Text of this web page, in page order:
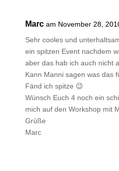
Marc am November 28,
Sehr cooles und
ein spitzen Event nachdem
aber das hab ich auch nicht
Kann Manni sagen was das
Fänd ich spitze 😉
Wünsch Euch 4 noch ein
mich auf den Workshop mit
Grüße
Marc